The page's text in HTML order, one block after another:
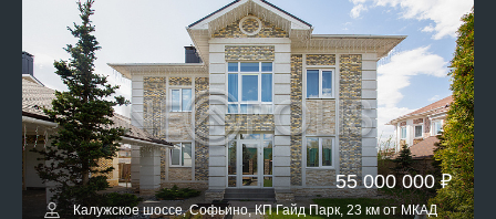
55 000 000 ₽
Калужское шоссе, Софьино, КП Гайд Парк, 23 км от МКАД